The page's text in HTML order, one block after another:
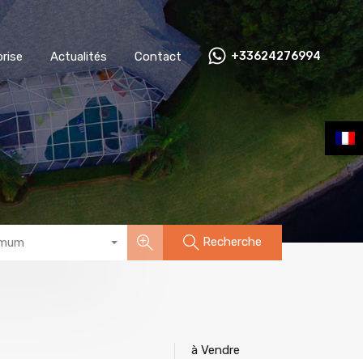
Actualités Contact
+33624276994
Actualités Contact +33624276994
Recherche
à Vendre